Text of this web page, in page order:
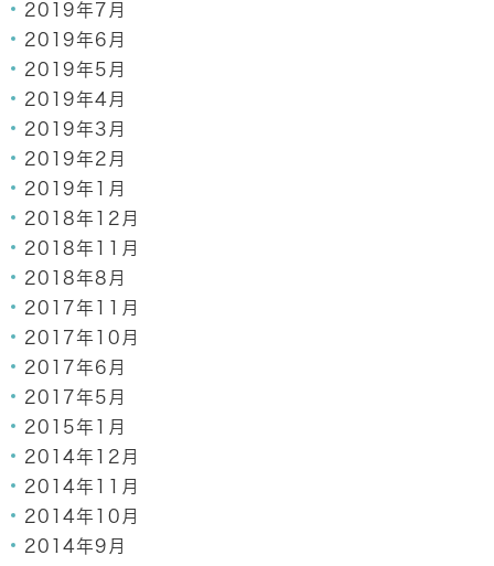
2019年7月
2019年6月
2019年5月
2019年4月
2019年3月
2019年2月
2019年1月
2018年12月
2018年11月
2018年8月
2017年11月
2017年10月
2017年6月
2017年5月
2015年1月
2014年12月
2014年11月
2014年10月
2014年9月